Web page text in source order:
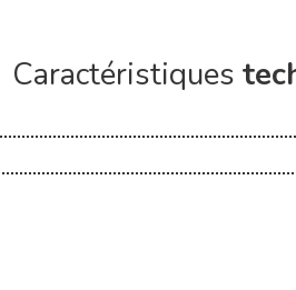
Caractéristiques